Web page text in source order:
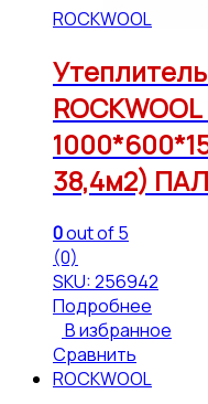
ROCKWOOL
38,4м2)
0out of 5
(0)
SKU: 256942
Подробнее
В избранное
Сравнить
ROCKWOOL